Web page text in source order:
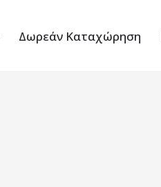
Δωρεάν Καταχώρηση